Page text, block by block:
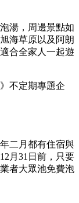
湯，周邊景點如
海草原以及阿朗
合全家人一起遊
不定期專題企
二月都有住宿與
月31日前，只要
者大眾池免費泡